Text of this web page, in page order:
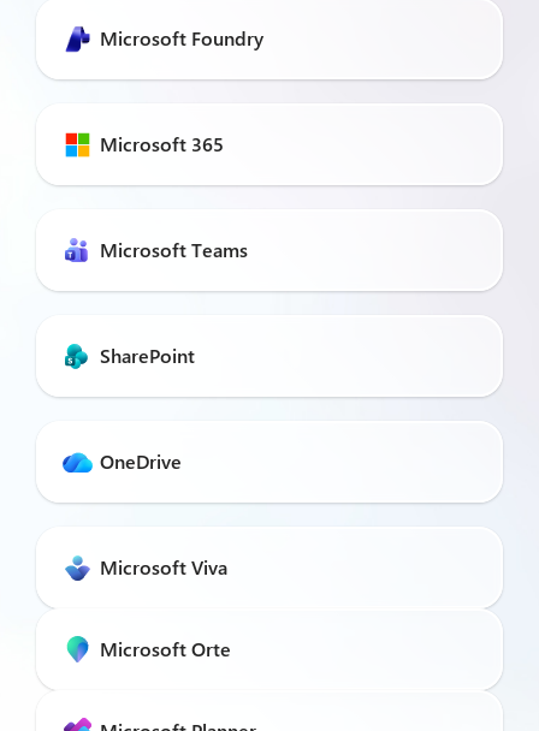
Microsoft Foundry
Microsoft 365
Microsoft Teams
SharePoint
OneDrive
Microsoft Viva
Microsoft Orte